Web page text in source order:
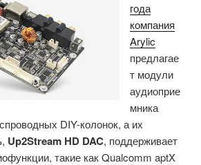
года
компания
Arylic
предлагае
т модули
аудиоприе
мника
DIY-колонок, а их
Up2Stream HD DAC, поддерживает
такие как Qualcomm aptX